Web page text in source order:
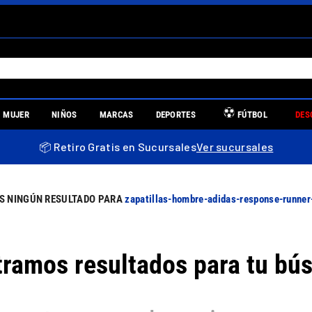
MUJER NIÑOS MARCAS DEPORTES FÚTBOL
📦 Retiro Gratis en SucursalesVer sucursales
zapatillas-hombre-adidas-response-
resultados para tu
MÁS BUSCADOS